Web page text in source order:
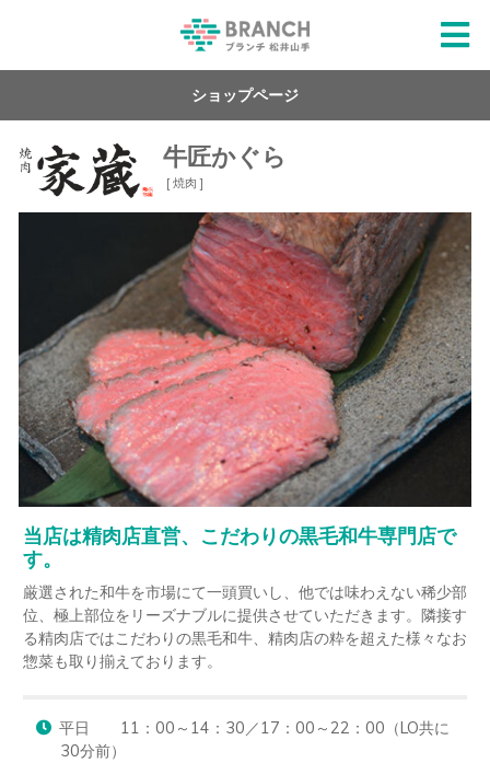
ショップページ
牛匠かぐら
[ 焼肉 ]
当店は精肉店直営、こだわりの黒毛和牛専門店で
す。
厳選された和牛を市場にて一頭買いし、他では味わえない稀少部
位、極上部位をリーズナブルに提供させていただきます。隣接す
る精肉店ではこだわりの黒毛和牛、精肉店の粋を超えた様々なお
惣菜も取り揃えております。
平日　　11：00～14：30／17：00～22：00（LO共に
30分前）